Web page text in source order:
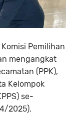
Komisi Pemilihan
mengangkat
(PPK),
Kelompok
se-
2025).